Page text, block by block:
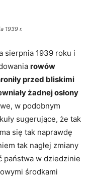
1939 r.
sierpnia 1939 roku i
rowów
przed bliskimi
żadnej osłony
w podobnym
sugerujące, że tak
się tak naprawdę
tak nagłej zmiany
państwa w dziedzinie
środkami